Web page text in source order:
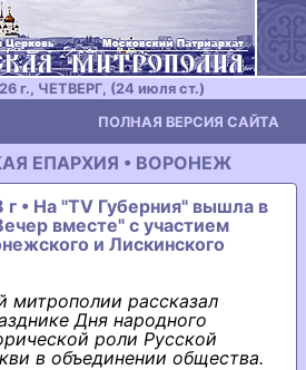
г., ЧЕТВЕРГ, (24 июля ст.)
ПОЛНАЯ ВЕРСИЯ САЙТА
ЕПАРХИЯ • ВОРОНЕЖ
г • На "TV Губерния" вышла в
вместе" с участием
и Лискинского
митрополии рассказал
Дня народного
роли Русской
в объединении общества.